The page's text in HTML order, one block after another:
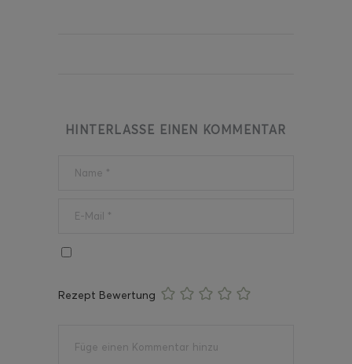
HINTERLASSE EINEN KOMMENTAR
Rezept Bewertung